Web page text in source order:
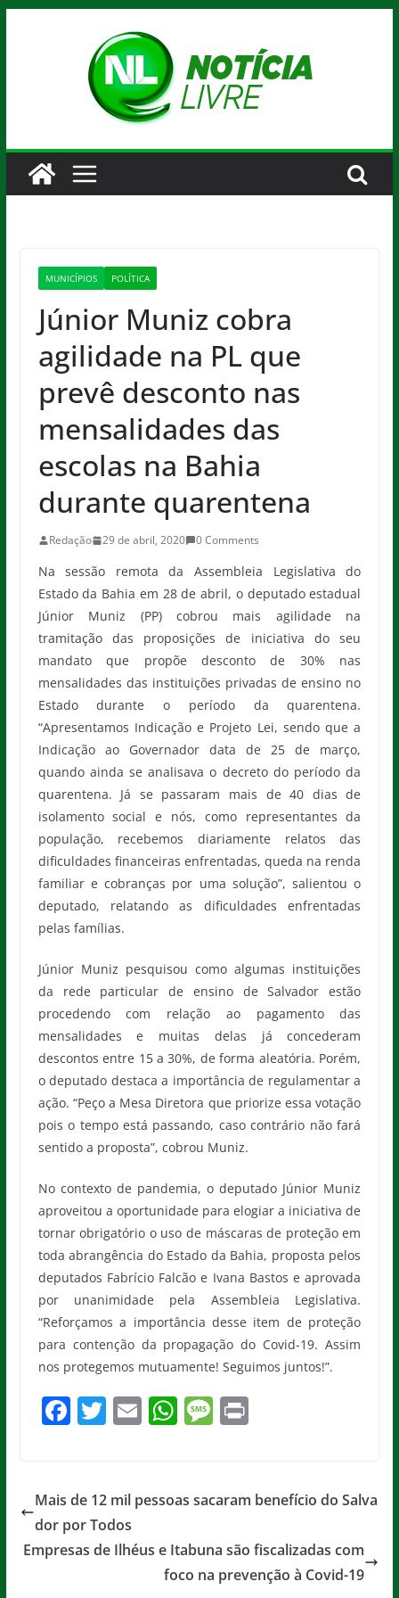
MUNICÍPIOS POLÍTICA
Júnior Muniz cobra
agilidade na PL que
prevê desconto nas
mensalidades das
escolas na Bahia
durante quarentena
Redação 29 de abril, 2020 0 Comments
Na sessão remota da Assembleia Legislativa do
Estado da Bahia em 28 de abril, o deputado estadual
Júnior Muniz (PP) cobrou mais agilidade na
tramitação das proposições de iniciativa do seu
mandato que propõe desconto de 30% nas
mensalidades das instituições privadas de ensino no
Estado durante o período da quarentena.
“Apresentamos Indicação e Projeto Lei, sendo que a
Indicação ao Governador data de 25 de março,
quando ainda se analisava o decreto do período da
quarentena. Já se passaram mais de 40 dias de
isolamento social e nós, como representantes da
população, recebemos diariamente relatos das
dificuldades financeiras enfrentadas, queda na renda
familiar e cobranças por uma solução”, salientou o
deputado, relatando as dificuldades enfrentadas
pelas famílias.
Júnior Muniz pesquisou como algumas instituições
da rede particular de ensino de Salvador estão
procedendo com relação ao pagamento das
mensalidades e muitas delas já concederam
descontos entre 15 a 30%, de forma aleatória. Porém,
o deputado destaca a importância de regulamentar a
ação. “Peço a Mesa Diretora que priorize essa votação
pois o tempo está passando, caso contrário não fará
sentido a proposta”, cobrou Muniz.
No contexto de pandemia, o deputado Júnior Muniz
aproveitou a oportunidade para elogiar a iniciativa de
tornar obrigatório o uso de máscaras de proteção em
toda abrangência do Estado da Bahia, proposta pelos
deputados Fabrício Falcão e Ivana Bastos e aprovada
por unanimidade pela Assembleia Legislativa.
“Reforçamos a importância desse item de proteção
para contenção da propagação do Covid-19. Assim
nos protegemos mutuamente! Seguimos juntos!”.
F
e
b
o
T
er
E
l
W
s
p
p
M
a
e
Pr
Mais de 12 mil pessoas sacaram benefício do Salva
dor por Todos
Empresas de Ilhéus e Itabuna são fiscalizadas com
foco na prevenção à Covid-19